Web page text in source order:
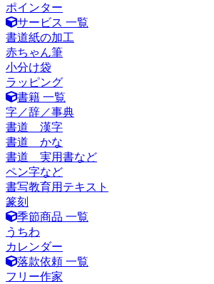
ポインター
サービス 一覧
書道紙の加工
赤ちゃん筆
小分け袋
ラッピング
書籍 一覧
字／辞／事典
書道 漢字
書道 かな
書道 実用書など
ペン字など
書写教育用テキスト
篆刻
季節商品 一覧
うちわ
カレンダー
落款依頼 一覧
フリー作家